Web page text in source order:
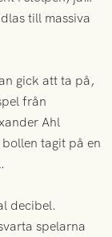
till massiva
gick att ta på,
från
Ahl
tagit på en
decibel.
spelarna